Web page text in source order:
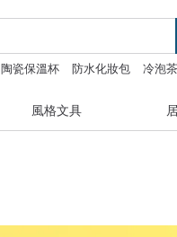
陶瓷保溫杯 防水化妝包
冷泡茶
風格文具